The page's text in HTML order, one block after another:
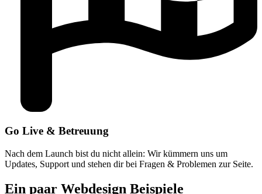
Go Live & Betreuung
Nach dem Launch bist du nicht allein: Wir kümmern uns um
Updates, Support und stehen dir bei Fragen & Problemen zur Seite.
Ein paar Webdesign Beispiele